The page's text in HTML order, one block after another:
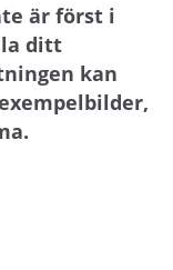
är först i
ditt
kan